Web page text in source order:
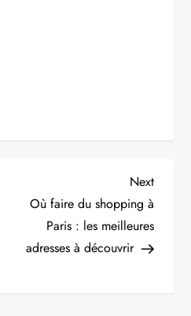
Next
Post
Next
Où faire du shopping à
Paris : les meilleures
adresses à découvrir